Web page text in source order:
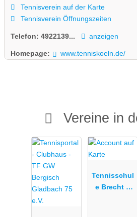
Tennisverein auf der Karte
Tennisverein Öffnungszeiten
Telefon: 4922139... anzeigen
Homepage: www.tenniskoeln.de/
Vereine in
Tennisschul
e Brecht &